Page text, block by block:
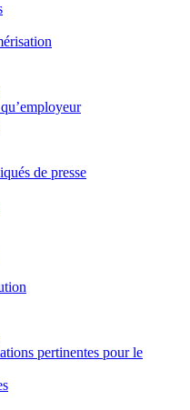
de presse
pertinentes pour le